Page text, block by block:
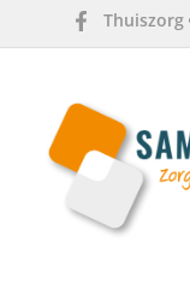
Thuiszorg